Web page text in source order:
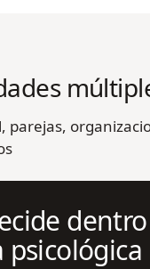
parejas,
psicológica